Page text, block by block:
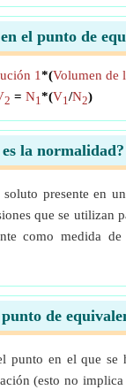
el punto de
1*(Volumen de
2 = N1*(V1/N2)
es la normalidad?
presente en
que se
como medida
punto de
en el que se
(esto no